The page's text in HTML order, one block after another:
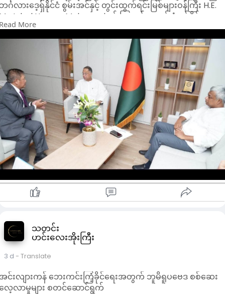
င်္ဂလားဒေ့ရှ်နိုင်ငံ စွမ်းအင်နှင့် တွင်းထွက်ရင်းမြစ်များဝန်ကြီး H.E.
Iqbal Hassan Mahmood နှင့် ဩဂုတ် ၂ ရက် နံနက်ပိုင်းက
ေ့ဆုံ၍ မြန်မာ-ဘင်္ဂလားဒေ့ရှ် နှစ်နိုင်ငံအကြား စွမ်းအင်ကဏ္ဍ
းပေါင်းဆောင်ရွက်ရေးဆိုင်ရာ ကိစ္စရပ်များကို ဆွေးနွေးခဲ့ကြ
ြောင်း သိရသည်။
ေ့ဆုံစဉ် နှစ်နိုင်ငံအကြား ဓာတ်ငွေ့ပိုက်လိုင်းစီမံကိန်း
ကောင်အထည်ဖော်နိုင်ရေး၊ စွမ်းအင်ကုန်သွယ်ရေး မြှင့်တင်ရေးနှင့်
မ်နီးချင်းနှစ်နိုင်ငံအကြား ချစ်ကြည်ရင်းနှီးသော ဆက်ဆံရေး ပိုမို
င်မာစေရေးတို့နှင့် ပတ်သက်၍ အမြင်ချင်းဖလှယ် ဆွေးနွေးခဲ့ကြ
ြောင်း သိရသည်။
More
သတင်း
ဟင်းလေးအိုးကြီး
3 d - Translate
င်းလျားကန် ဘေးကင်းကြံ့ခိုင်ရေးအတွက် ဘူမိရူပဗေဒ စစ်ဆေး
ေ့လာမှုများ စတင်ဆောင်ရွက်